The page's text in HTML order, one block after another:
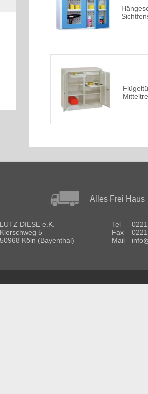
Alles Frei Haus
LUTZ DIESE e.K.
Klerschweg 5
50968 Köln (Bayenthal)
Tel
Fax
Mail